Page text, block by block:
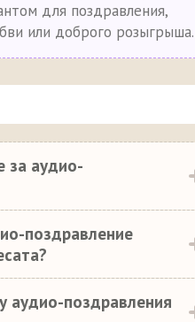
для поздравления,
или доброго розыгрыша.
за аудио-
поздравление
аудио-поздравления